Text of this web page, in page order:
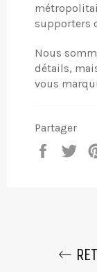
supporters
Nous
détails,
vous
Partager
Partager